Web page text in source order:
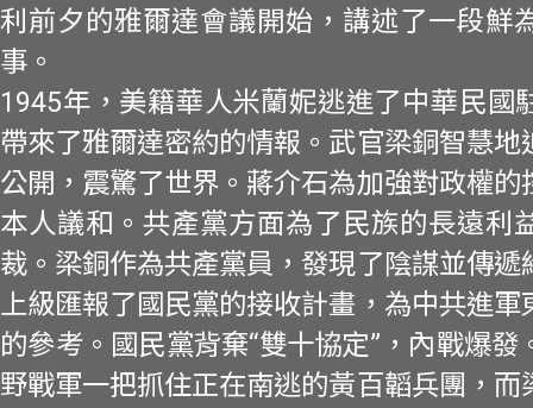
利前夕的雅爾達會議開始，講述了一段鮮
事。
1945年，美籍華人米蘭妮逃進了中華民國
帶來了雅爾達密約的情報。武官梁銅智慧地
公開，震驚了世界。蔣介石為加強對政權的
本人議和。共產黨方面為了民族的長遠利
裁。梁銅作為共產黨員，發現了陰謀並傳遞
上級匯報了國民黨的接收計畫，為中共進軍
的參考。國民黨背棄“雙十協定”，內戰爆發
野戰軍一把抓住正在南逃的黃百韜兵團，而